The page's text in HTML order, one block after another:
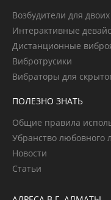
Возбудители для двоих
Интерактивные
Дистанционные
Вибротрусики
Вибраторы для
ПОЛЕЗНО ЗНАТЬ
Общие правила
Убранство любовного
Новости
Статьи